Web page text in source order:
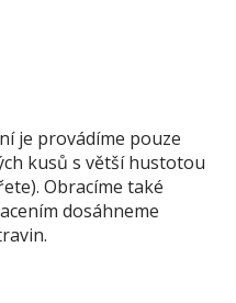
je provádíme pouze
kusů s větší hustotou
Obracíme také
dosáhneme